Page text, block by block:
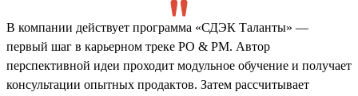
В компании действует программа «СДЭК Таланты» —
первый шаг в карьерном треке PO & PM. Автор
перспективной идеи проходит модульное обучение и получает
консультации опытных продактов. Затем рассчитывает